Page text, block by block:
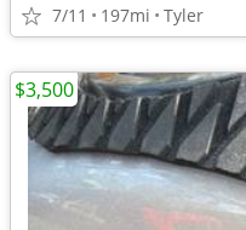
7/11 197mi Tyler
$3,500